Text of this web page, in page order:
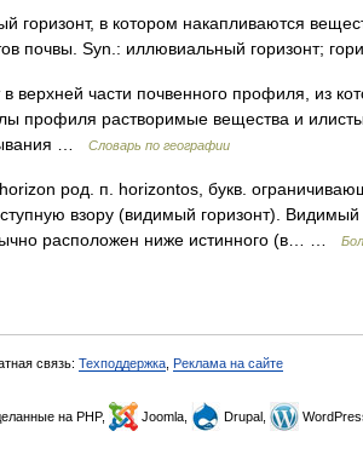
горизонт, в котором накапливаются
почвы. Syn.: иллювиальный горизонт;
верхней части почвенного профиля, из
профиля растворимые вещества и
…
Словарь по географии
род. п. horizontos, букв.
взору (видимый горизонт). Видимый
расположен ниже истинного (в… …
связь: Техподдержка Реклама на сайте
на PHP, Joomla, Drupal,